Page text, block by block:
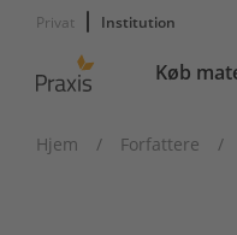
Privat Institution
Main
Køb
Hjem / Forfattere /